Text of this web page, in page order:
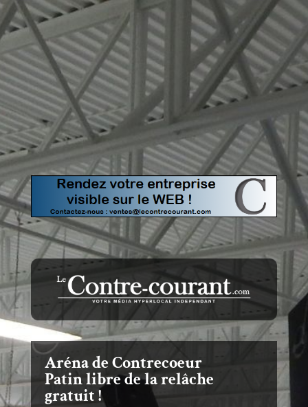
Aréna de Contrecoeur
Patin libre de la relâche
gratuit !